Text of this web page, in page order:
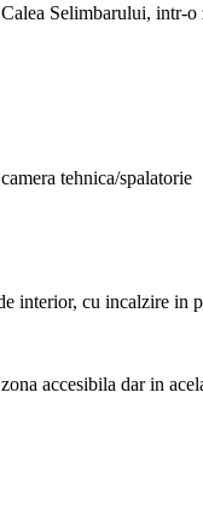
Selimbarului, intr-o
tehnica/spalatorie
interior, cu incalzire in
accesibila dar in